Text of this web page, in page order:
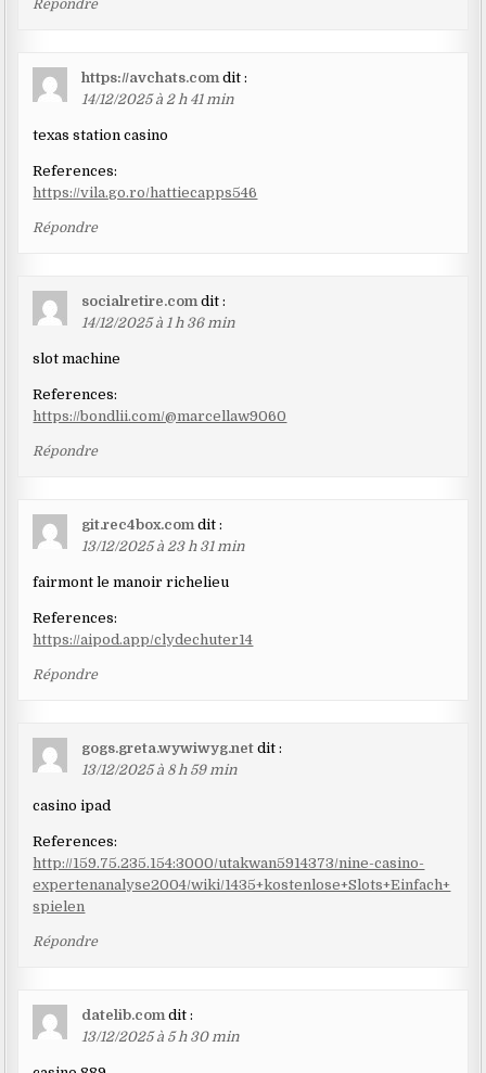
Répondre
https://avchats.com dit :
14/12/2025 à 2 h 41 min
texas station casino
References:
https://vila.go.ro/hattiecapps546
Répondre
socialretire.com dit :
14/12/2025 à 1 h 36 min
slot machine
References:
https://bondlii.com/@marcellaw9060
Répondre
git.rec4box.com dit :
13/12/2025 à 23 h 31 min
fairmont le manoir richelieu
References:
https://aipod.app/clydechuter14
Répondre
gogs.greta.wywiwyg.net dit :
13/12/2025 à 8 h 59 min
casino ipad
References:
http://159.75.235.154:3000/utakwan5914373/nine-casino-
expertenanalyse2004/wiki/1435+kostenlose+Slots+Einfach+
spielen
Répondre
datelib.com dit :
13/12/2025 à 5 h 30 min